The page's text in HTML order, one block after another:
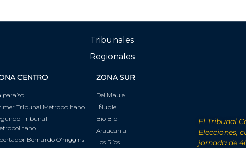
Tribunales
Regionales
CENTRO
Tribunal Metropolitano
Tribunal
Bernardo O'higgins
ZONA SUR
Del Maule
Ñuble
Bio Bio
Araucanía
Los Ríos
El Tribunal
Elecciones,
jornada de